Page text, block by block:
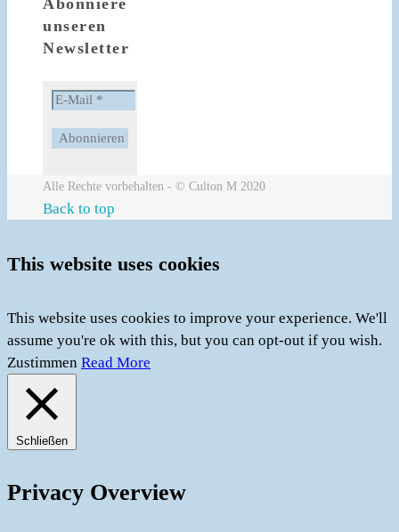
unseren
Newsletter
Alle Rechte vorbehalten - © Culton M 2020
Back to top
This website uses cookies
This website uses cookies to improve your experience. We'll
assume you're ok with this, but you can opt-out if you wish.
Zustimmen Read More
Schließen
Privacy Overview